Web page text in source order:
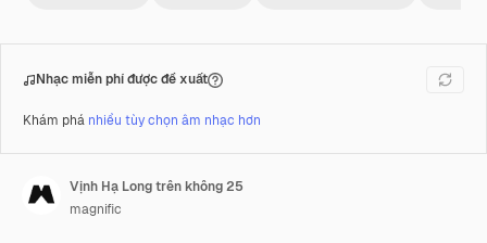
Nhạc miễn phí được đề xuất
Khám phá nhiều tùy chọn âm nhạc hơn
Vịnh Hạ Long trên không 25
magnific